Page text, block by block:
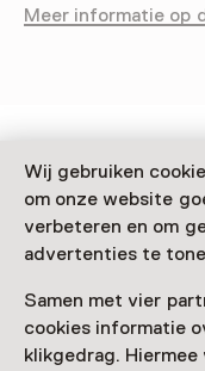
Wij gebruiken
om onze website
verbeteren en om
advertenties te
Samen met vier
cookies informatie
klikgedrag.
Meer informatie op
Zien &
Radboud